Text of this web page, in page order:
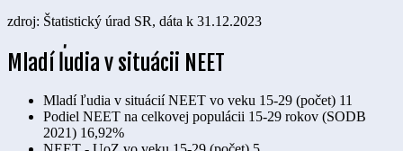
zdroj: Štatistický úrad SR, dáta k 31.12.2023
Mladí ľudia v situácii NEET
Mladí ľudia v situácií NEET vo veku 15-29 (počet) 11
Podiel NEET na celkovej populácii 15-29 rokov (SODB
2021) 16,92%